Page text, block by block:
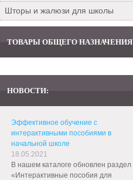
Шторы и жалюзи для школы
ТОВАРЫ ОБЩЕГО НАЗНАЧЕНИЯ
НОВОСТИ:
Эффективное обучение с
интерактивными пособиями в
начальной школе
18.05.2021
В нашем каталоге обновлен раздел
«Интерактивные пособия для